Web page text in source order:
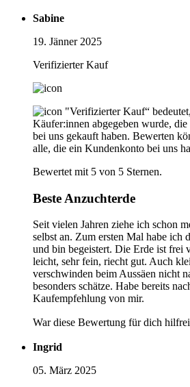
Sabine
19. Jänner 2025
Verifizierter Kauf
"Verifizierter Kauf“
Käufer:innen abgegeben wurde, die
bei uns gekauft haben. Bewerten
alle, die ein Kundenkonto bei uns
Bewertet mit 5 von 5 Sternen.
Beste Anzuchterde
Seit vielen Jahren ziehe ich schon
selbst an. Zum ersten Mal habe ich
und bin begeistert. Die Erde ist frei
leicht, sehr fein, riecht gut. Auch
verschwinden beim Aussäen nicht
besonders schätze. Habe bereits
Kaufempfehlung von mir.
War diese Bewertung für dich
Ingrid
05. März 2025